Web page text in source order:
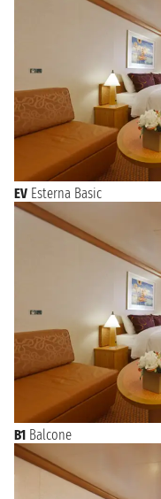
EV Esterna Basic
B1 Balcone